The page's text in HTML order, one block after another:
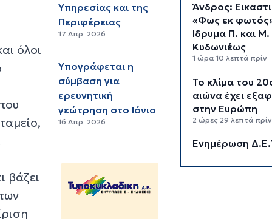
όλοι
βάζει
Υπηρεσίας και της
Περιφέρειας
17 Απρ. 2026
Υπογράφεται η
σύμβαση για
ερευνητική
γεώτρηση στο Ιόνιο
16 Απρ. 2026
Άνδρος:
«Φως εκ
Ίδρυμα Π. και Μ.
Κυδωνιέως
1 ώρα 10 λεπτά πρίν
Το κλίμα του
αιώνα έχει
στην Ευρώπη
2 ώρες 29 λεπτά πρίν
Ενημέρωση
2 ώρες 57 λεπτά πρίν